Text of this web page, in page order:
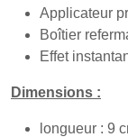
Applicateur
Boîtier
Effet
Dimensions :
longueur : 9